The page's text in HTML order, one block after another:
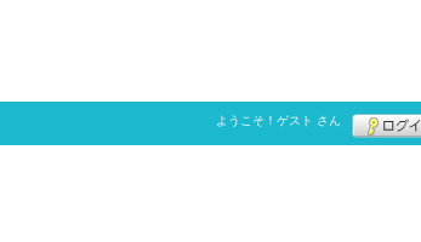
ようこそ！ ゲスト さん